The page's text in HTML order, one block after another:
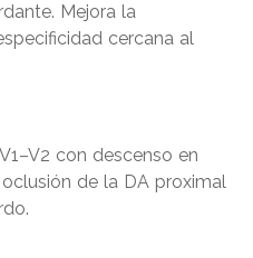
Mejora la
cercana al
con descenso en
de la DA proximal